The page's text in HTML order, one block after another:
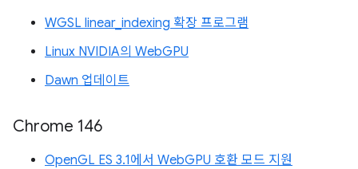
WGSL linear_indexing 확장 프로그램
Linux NVIDIA의 WebGPU
Dawn 업데이트
Chrome 146
OpenGL ES 3.1에서 WebGPU 호환 모드 지원